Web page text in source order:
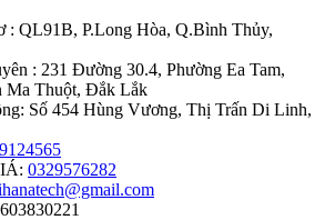
: QL91B, P.Long Hòa, Q.Bình Thủy,
: 231 Đường 30.4, Phường Ea Tam,
Ma Thuột, Đắk Lắk
Số 454 Hùng Vương, Thị Trấn Di Linh,
0329576282